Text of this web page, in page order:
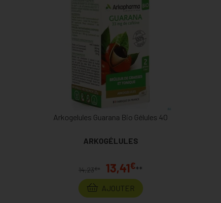
Arkogelules Guarana Bio Gélules 40
ARKOGÉLULES
14,23€* 13,41€**
AJOUTER